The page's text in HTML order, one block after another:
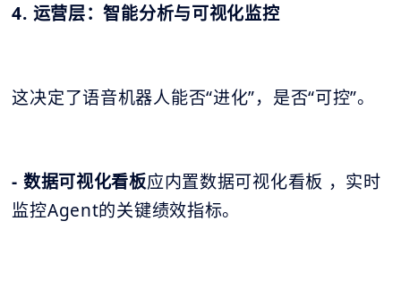
4. 运营层：智能分析与可视化监控
这决定了语音机器人能否“进化”，是否“可控”。
- 数据可视化看板应内置数据可视化看板 ，实时
监控Agent的关键绩效指标。